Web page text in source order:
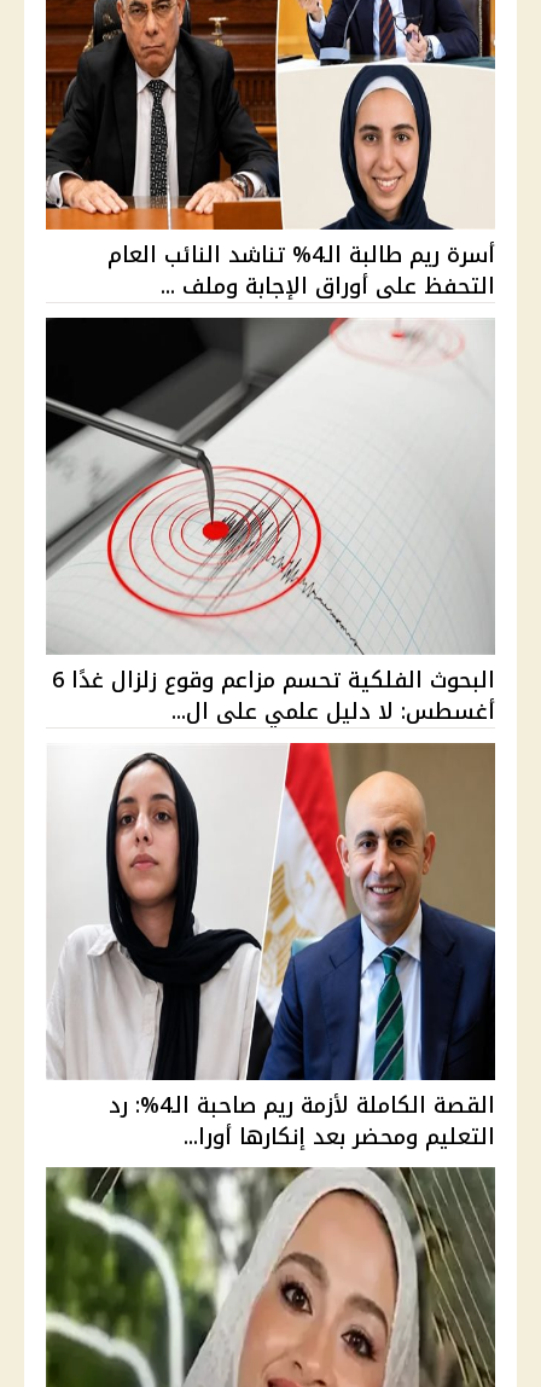
أسرة ريم طالبة الـ4% تناشد النائب العام
التحفظ على أوراق الإجابة وملف ...
البحوث الفلكية تحسم مزاعم وقوع زلزال غدًا 6
أغسطس: لا دليل علمي على ال...
القصة الكاملة لأزمة ريم صاحبة الـ4%: رد
التعليم ومحضر بعد إنكارها أورا...